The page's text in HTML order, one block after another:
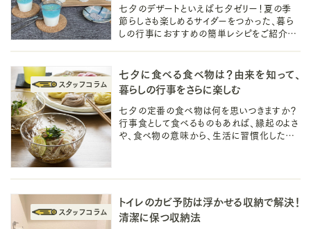
七夕のデザートといえば七夕ゼリー！夏の季
節らしさも楽しめるサイダーをつかった、暮ら
しの行事におすすめの簡単レシピをご紹介し
七夕に食べる食べ物は？由来を知って、
暮らしの行事をさらに楽しむ
七夕の定番の食べ物は何を思いつきますか？
行事食として食べるものもあれば、縁起のよさ
や、食べ物の意味から、生活に習慣化したも
トイレのカビ予防は浮かせる収納で解決！
清潔に保つ収納法